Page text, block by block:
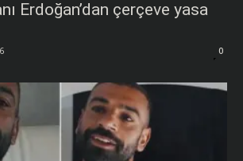
Erdoğan’dan çerçeve yasa
0